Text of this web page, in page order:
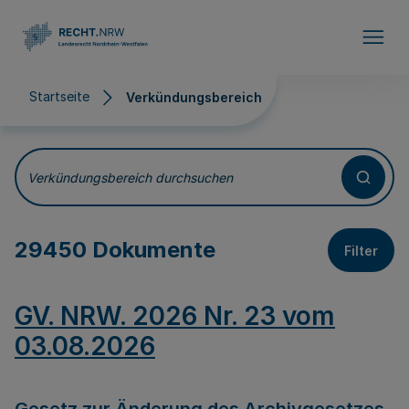
Startseite Verkündungsbereich
Verkündungsbereich
Verkündungsbereich durchsuchen
29450 Dokumente Filter
GV. NRW. 2026 Nr. 23 vom
03.08.2026